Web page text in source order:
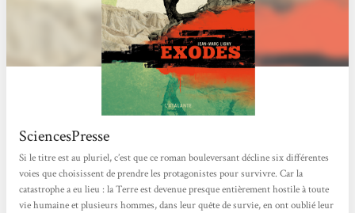
SciencesPresse
Si le titre est au pluriel, c’est que ce roman bouleversant décline six différentes
voies que choisissent de prendre les protagonistes pour survivre. Car la
catastrophe a eu lieu : la Terre est devenue presque entièrement hostile à toute
vie humaine et plusieurs hommes, dans leur quête de survie, en ont oublié leur